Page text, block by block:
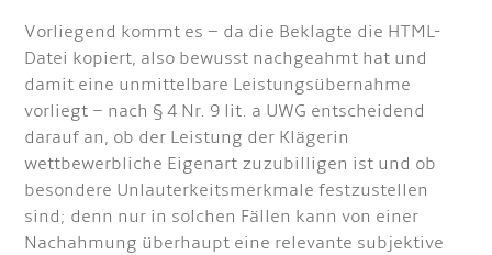
Vorliegend kommt es – da die Beklagte die HTML-
Datei kopiert, also bewusst nachgeahmt hat und
damit eine unmittelbare Leistungsübernahme
vorliegt – nach § 4 Nr. 9 lit. a UWG entscheidend
darauf an, ob der Leistung der Klägerin
wettbewerbliche Eigenart zuzubilligen ist und ob
besondere Unlauterkeitsmerkmale festzustellen
sind; denn nur in solchen Fällen kann von einer
Nachahmung überhaupt eine relevante subjektive